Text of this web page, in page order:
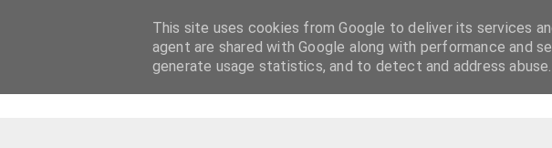
SOBRE
This site uses cookies from Google to deliver its services
agent are shared with Google along with performance and
generate usage statistics, and to detect and address abuse.